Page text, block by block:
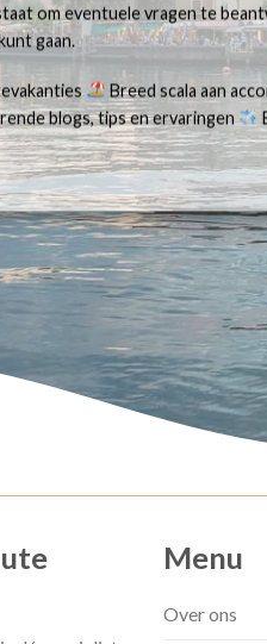
om eventuele vragen te
gaan.
Breed scala aan
blogs, tips en ervaringen
Menu
Over ons